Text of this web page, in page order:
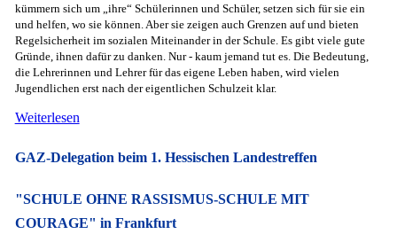
kümmern sich um „ihre“ Schülerinnen und Schüler, setzen sich für sie ein
und helfen, wo sie können. Aber sie zeigen auch Grenzen auf und bieten
Regelsicherheit im sozialen Miteinander in der Schule. Es gibt viele gute
Gründe, ihnen dafür zu danken. Nur - kaum jemand tut es. Die Bedeutung,
die Lehrerinnen und Lehrer für das eigene Leben haben, wird vielen
Jugendlichen erst nach der eigentlichen Schulzeit klar.
Weiterlesen
GAZ-Delegation beim 1. Hessischen Landestreffen
"SCHULE OHNE RASSISMUS-SCHULE MIT
COURAGE" in Frankfurt